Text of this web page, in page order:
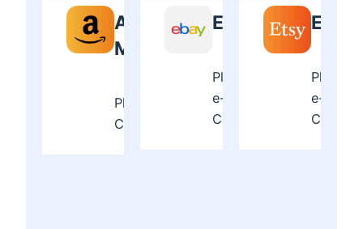
AMAZON
MARKETPLACE
Plateforme e-
Commerce
EBAY
Plateforme
e-
Commerce
ETSY
e-